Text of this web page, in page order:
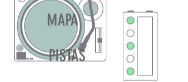
MAPA
PISTAS